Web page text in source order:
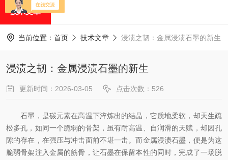
技术文章
当前位置： 首页 技术文章 浸渍之韧：金属浸渍石墨的新生
浸渍之韧：金属浸渍石墨的新生
更新时间：2026-03-05 点击次数：526
石墨，是碳元素在高温下淬炼出的结晶，它质地柔软，却天生疏
松多孔，如同一个脆弱的骨架，虽有耐高温、自润滑的天赋，却因孔
隙的存在，在强压与冲击面前不堪一击。而金属浸渍石墨，便是为这
脆弱骨架注入金属的筋骨，让石墨在保留本性的同时，完成了一场脱